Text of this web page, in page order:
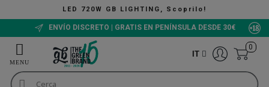
Scoprilo!
ENVÍO DISCRETO | GRATIS EN PENÍNSULA DESDE 30€
IT
0